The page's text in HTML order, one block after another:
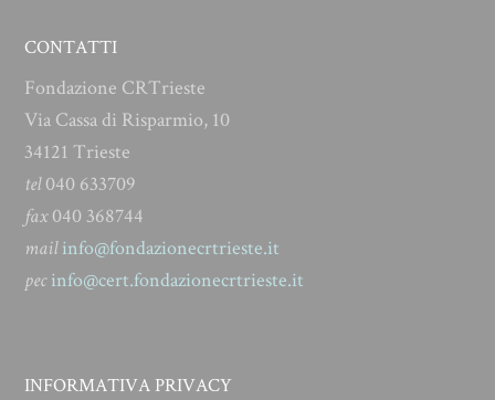
CONTATTI
Fondazione CRTrieste
Via Cassa di Risparmio, 10
34121 Trieste
tel040 633709
fax040 368744
mailinfo@fondazionecrtrieste.it
pecinfo@cert.fondazionecrtrieste.it
INFORMATIVA PRIVACY